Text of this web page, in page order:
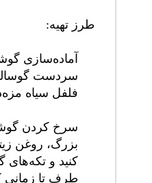
طرز تهیه:
آماده‌سازی
سردست گوساله
فلفل سیاه
سرخ کردن
بزرگ، روغن
کنید و
طرف تا زمانی